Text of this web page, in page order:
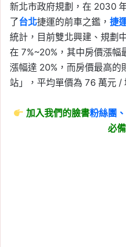
新北市政府規劃，在 2030
了台北捷運的前車之鑑， 捷
統計，目前雙北興建、規劃
在 7%~20%，其中房價漲幅
漲幅達 20%，而房價最高
站」，平均單價為 76 萬元 /
加入我們的臉書粉絲團、
必